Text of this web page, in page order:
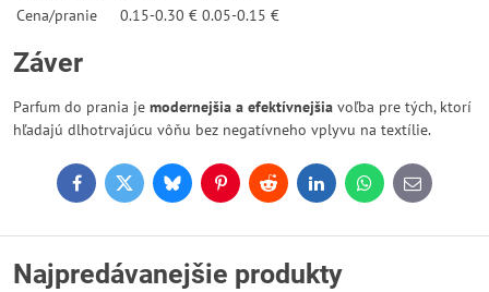
Cena/pranie
0.15-0.30 € 0.05-0.15 €
Záver
Parfum do prania je modernejšia a efektívnejšia voľba pre tých, ktorí
hľadajú dlhotrvajúcu vôňu bez negatívneho vplyvu na textílie.
FacebookTwitterBlueskyPinterestReddit LinkedInWhatsApp
E-
mail
Najpredávanejšie produkty